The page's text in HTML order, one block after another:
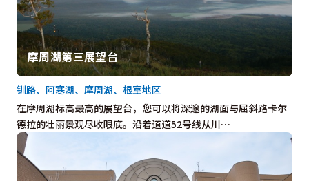
摩周湖第三展望台
在摩周湖标高最高的展望台，您可以将深邃的湖面与屈斜路卡尔
德拉的壮丽景观尽收眼底。沿着道道52号线从川…
钏路、阿寒湖、摩周湖、根室地区